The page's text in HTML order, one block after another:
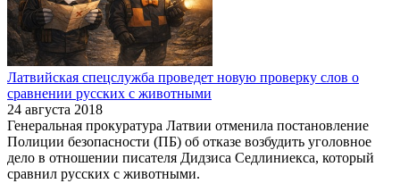
Латвийская спецслужба проведет новую проверку слов о
сравнении русских с животными
24 августа 2018
Генеральная прокуратура Латвии отменила постановление
Полиции безопасности (ПБ) об отказе возбудить уголовное
дело в отношении писателя Дидзиса Седлиниекса, который
сравнил русских с животными.